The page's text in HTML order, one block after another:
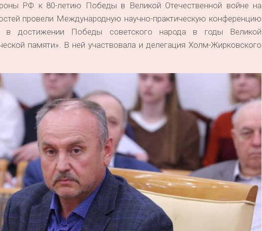
РФ к 80-летию Победы в Великой Отечественной войне на
провели Международную научно-практическую конференцию
в достижении Победы советского народа в годы Великой
памяти». В ней участвовала и делегация Холм-Жирковского